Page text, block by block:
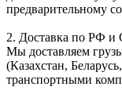
предварительному
2. Доставка по РФ
Мы доставляем
(Казахстан,
транспортными